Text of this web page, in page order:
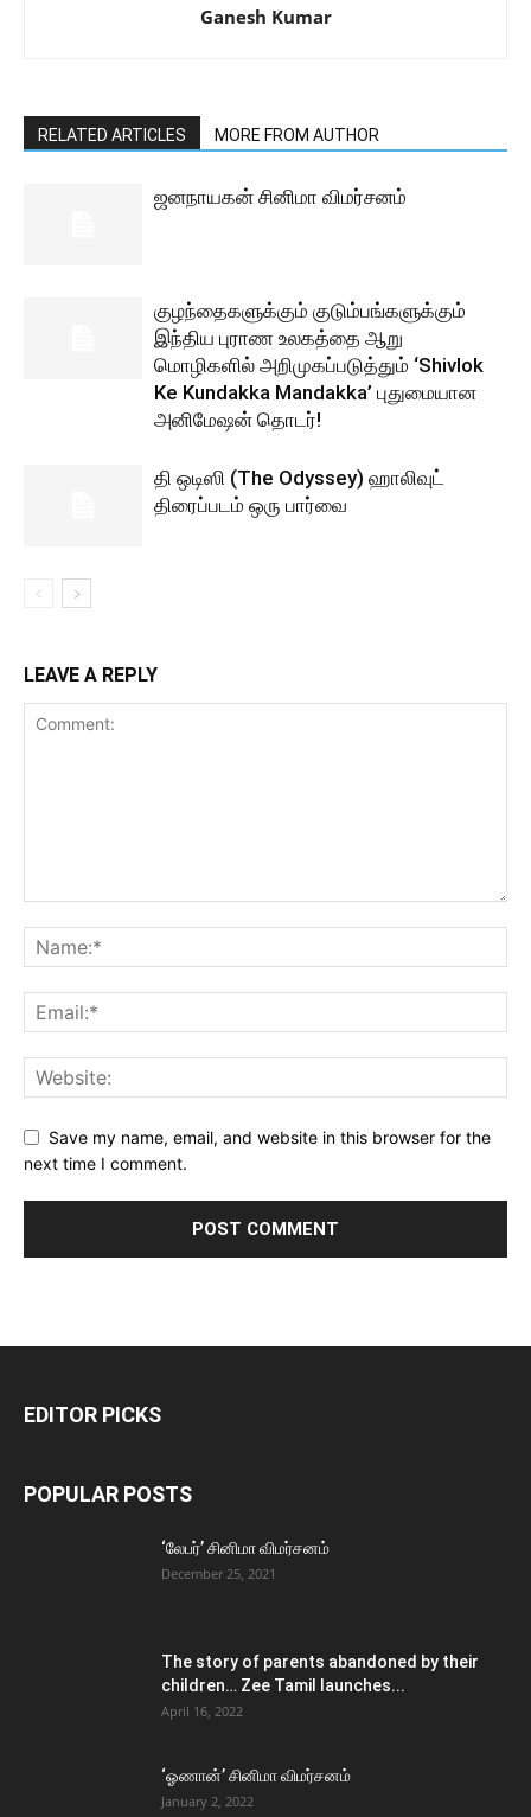
Ganesh Kumar
RELATED ARTICLES MORE FROM AUTHOR
ஜனநாயகன் சினிமா விமர்சனம்
குழந்தைகளுக்கும் குடும்பங்களுக்கும்
இந்திய புராண உலகத்தை ஆறு
மொழிகளில் அறிமுகப்படுத்தும் ‘Shivlok
Ke Kundakka Mandakka’ புதுமையான
அனிமேஷன் தொடர்!
தி ஒடிஸி (The Odyssey) ஹாலிவுட்
திரைப்படம் ஒரு பார்வை
LEAVE A REPLY
Save my name, email, and website in this browser for the
next time I comment.
EDITOR PICKS
POPULAR POSTS
‘லேபர்’ சினிமா விமர்சனம்
December 25, 2021
The story of parents abandoned by their
children… Zee Tamil launches...
April 16, 2022
‘ஓணான்’ சினிமா விமர்சனம்
January 2, 2022